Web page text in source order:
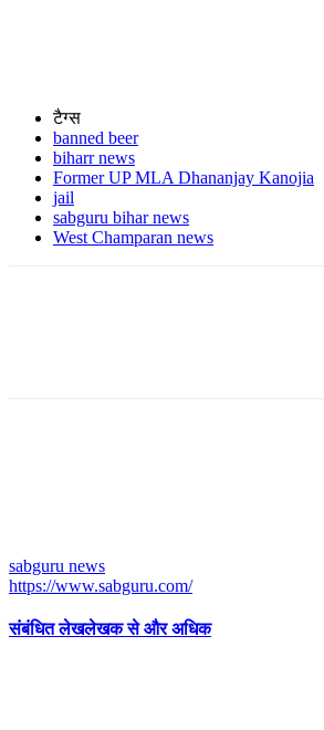
टैग्स
banned beer
biharr news
Former UP MLA Dhananjay Kanojia
jail
sabguru bihar news
West Champaran news
sabguru news
https://www.sabguru.com/
संबंधित लेखलेखक से और अधिक